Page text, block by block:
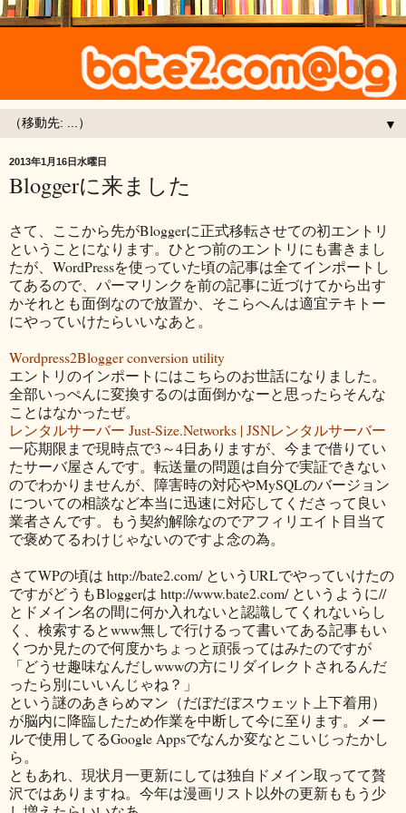
▼
2013年1月16日水曜日
Bloggerに来ました
さて、ここから先がBloggerに正式移転させての初エントリ
ということになります。ひとつ前のエントリにも書きまし
たが、WordPressを使っていた頃の記事は全てインポートし
てあるので、パーマリンクを前の記事に近づけてから出す
かそれとも面倒なので放置か、そこらへんは適宜テキトー
にやっていけたらいいなあと。
Wordpress2Blogger conversion utility
エントリのインポートにはこちらのお世話になりました。
全部いっぺんに変換するのは面倒かなーと思ったらそんな
ことはなかったぜ。
レンタルサーバー Just-Size.Networks | JSNレンタルサーバー
一応期限まで現時点で3～4日ありますが、今まで借りてい
たサーバ屋さんです。転送量の問題は自分で実証できない
のでわかりませんが、障害時の対応やMySQLのバージョン
についての相談など本当に迅速に対応してくださって良い
業者さんです。もう契約解除なのでアフィリエイト目当て
で褒めてるわけじゃないのですよ念の為。
さてWPの頃は http://bate2.com/ というURLでやっていけたの
ですがどうもBloggerは http://www.bate2.com/ というように//
とドメイン名の間に何か入れないと認識してくれないらし
く、検索するとwww無しで行けるって書いてある記事もい
くつか見たので何度かちょっと頑張ってはみたのですが
「どうせ趣味なんだしwwwの方にリダイレクトされるんだ
ったら別にいいんじゃね？」
という謎のあきらめマン（だぼだぼスウェット上下着用）
が脳内に降臨したため作業を中断して今に至ります。メー
ルで使用してるGoogle Appsでなんか変なとこいじったかし
ら。
ともあれ、現状月一更新にしては独自ドメイン取ってて贅
沢ではありますね。今年は漫画リスト以外の更新ももう少